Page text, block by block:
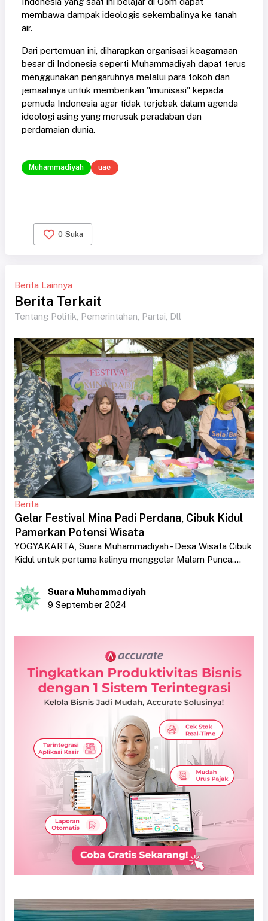
membawa dampak ideologis sekembalinya ke tanah
air.
Dari pertemuan ini, diharapkan organisasi keagamaan
besar di Indonesia seperti Muhammadiyah dapat terus
menggunakan pengaruhnya melalui para tokoh dan
jemaahnya untuk memberikan "imunisasi" kepada
pemuda Indonesia agar tidak terjebak dalam agenda
ideologi asing yang merusak peradaban dan
perdamaian dunia.
Muhammadiyah uae
0 Suka
Berita Lainnya
Berita Terkait
Tentang Politik, Pemerintahan, Partai, Dll
Berita
Gelar Festival Mina Padi Perdana, Cibuk Kidul
Pamerkan Potensi Wisata
YOGYAKARTA, Suara Muhammadiyah - Desa Wisata Cibuk
Kidul untuk pertama kalinya menggelar Malam Punca....
Suara Muhammadiyah
9 September 2024